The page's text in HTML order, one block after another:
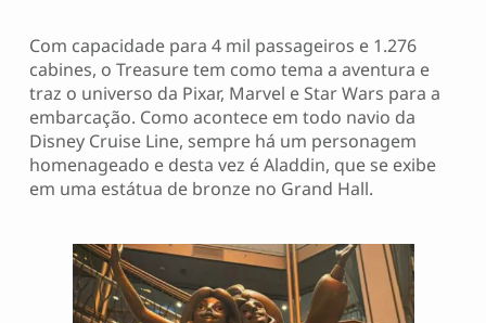
Com capacidade para 4 mil passageiros e 1.276
cabines, o Treasure tem como tema a aventura e
traz o universo da Pixar, Marvel e Star Wars para a
embarcação. Como acontece em todo navio da
Disney Cruise Line, sempre há um personagem
homenageado e desta vez é Aladdin, que se exibe
em uma estátua de bronze no Grand Hall.